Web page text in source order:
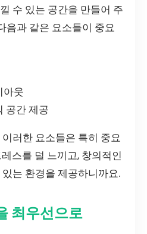
수 있는 공간을 만들어 주
음과 같은 요소들이 중요
아웃
공간 제공
러한 요소들은 특히 중요
스를 덜 느끼고, 창의적인
는 환경을 제공하니까요.
최우선으로